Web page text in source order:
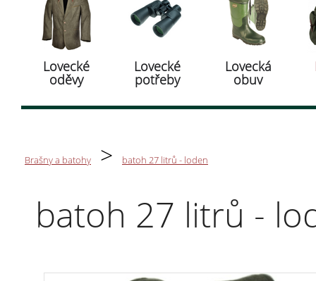
Lovecké
oděvy
Lovecké
potřeby
Lovecká
obuv
Brašny a batohy > batoh 27 litrů - loden
batoh 27 litrů -